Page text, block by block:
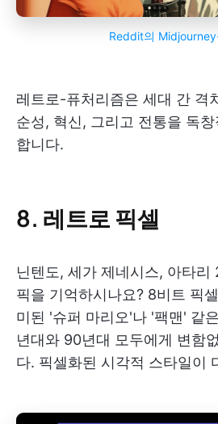
Reddit의 Midjourney
레트로-퓨처리즘은 세대 간 격
순성, 혁신, 그리고 전통을 독
합니다.
8. 레트로 픽셀
닌텐도, 세가 제네시스, 아타
픽을 기억하시나요? 8비트 픽
미된 '슈퍼 마리오'나 '팩맨' 같
년대와 90년대 모두에게 변함
다. 픽셀화된 시각적 스타일이